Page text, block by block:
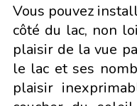
Vous pouvez
côté du lac, non
plaisir de la vue
le lac et ses
plaisir